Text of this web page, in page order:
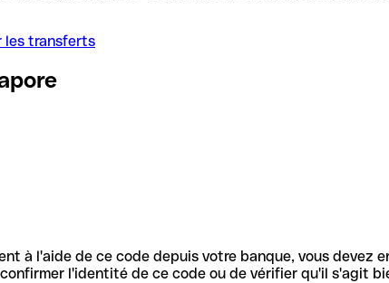
les transferts
à l'aide de ce code depuis votre banque, vous
confirmer l'identité de ce code ou de vérifier qu'il s'agit